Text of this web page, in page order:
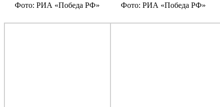
Фото: РИА «Победа РФ» Фото: РИА «Победа РФ»